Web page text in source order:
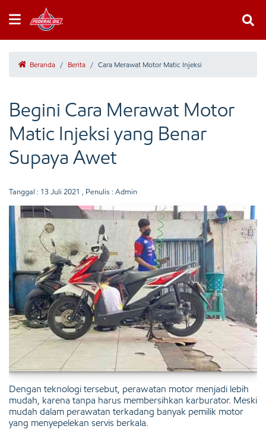
Beranda / Berita / Cara Merawat Motor Matic Injeksi
Begini Cara Merawat Motor
Matic Injeksi yang Benar
Supaya Awet
Tanggal : 13 Juli 2021 , Penulis : Admin
Dengan teknologi tersebut, perawatan motor menjadi lebih
mudah, karena tanpa harus membersihkan karburator. Meski
mudah dalam perawatan terkadang banyak pemilik motor
yang menyepelekan servis berkala.